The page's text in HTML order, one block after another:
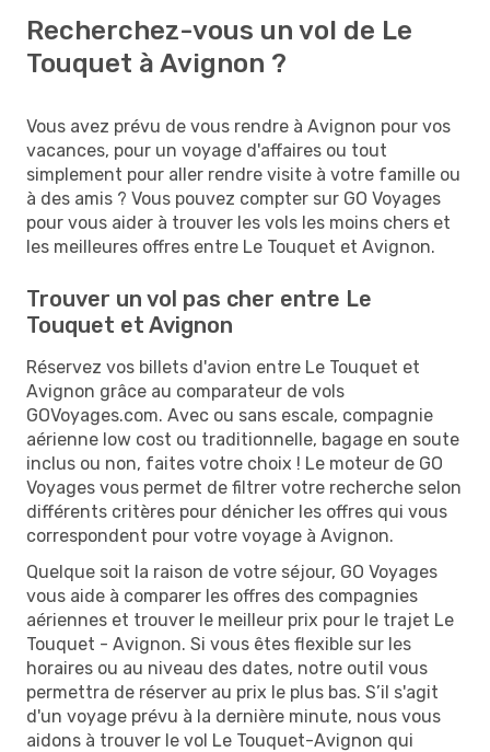
Recherchez-vous un vol de Le
Touquet à Avignon ?
Vous avez prévu de vous rendre à Avignon pour vos
vacances, pour un voyage d'affaires ou tout
simplement pour aller rendre visite à votre famille ou
à des amis ? Vous pouvez compter sur GO Voyages
pour vous aider à trouver les vols les moins chers et
les meilleures offres entre Le Touquet et Avignon.
Trouver un vol pas cher entre Le
Touquet et Avignon
Réservez vos billets d'avion entre Le Touquet et
Avignon grâce au comparateur de vols
GOVoyages.com. Avec ou sans escale, compagnie
aérienne low cost ou traditionnelle, bagage en soute
inclus ou non, faites votre choix ! Le moteur de GO
Voyages vous permet de filtrer votre recherche selon
différents critères pour dénicher les offres qui vous
correspondent pour votre voyage à Avignon.
Quelque soit la raison de votre séjour, GO Voyages
vous aide à comparer les offres des compagnies
aériennes et trouver le meilleur prix pour le trajet Le
Touquet - Avignon. Si vous êtes flexible sur les
horaires ou au niveau des dates, notre outil vous
permettra de réserver au prix le plus bas. S’il s'agit
d'un voyage prévu à la dernière minute, nous vous
aidons à trouver le vol Le Touquet-Avignon qui